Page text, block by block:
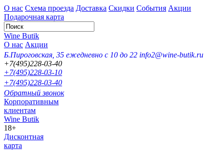
О нас Схема проезда Доставка Скидки События Акции
Подарочная карта
Wine Butik
О нас Акции
Б.Пироговская, 35 ежедневно с 10 до 22 info2@wine-butik.ru
+7(495)228-03-40
+7(495)228-03-10
+7(495)228-03-40
Обратный звонок
Корпоративным
клиентам
Wine Butik
18+
Дисконтная
карта